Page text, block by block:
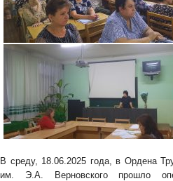
В среду, 18.06.2025 года, в Ордена
им. Э.А. Верновского прошло